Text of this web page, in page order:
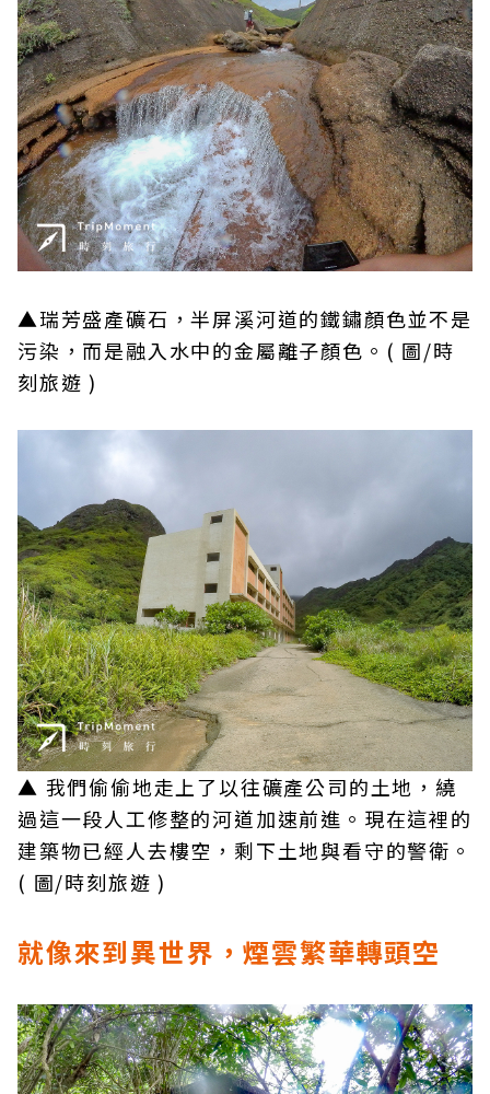
▲瑞芳盛產礦石，半屏溪河道的鐵鏽顏色並不是
污染，而是融入水中的金屬離子顏色。( 圖/時
刻旅遊 )
▲ 我們偷偷地走上了以往礦產公司的土地，繞
過這一段人工修整的河道加速前進。現在這裡的
建築物已經人去樓空，剩下土地與看守的警衛。
( 圖/時刻旅遊 )
就像來到異世界，煙雲繁華轉頭空